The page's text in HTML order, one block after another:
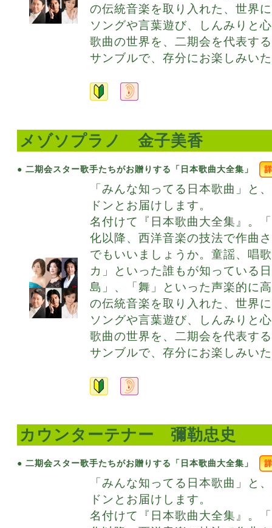
の伝統音楽を取り入れた、世界
ソングや言葉遊び、しんみりと
歌曲の世界を、二期会を代表す
サンブルで、存分にお楽しみい
メゾソプラノ 金子美香
● 二期会スター歌手たちがお贈りする「日本歌曲大全集」
「みんな知ってる日本歌曲」と
ドンとお届けします。
名付けて『日本歌曲大全集』。
化以降、西洋音楽の技法で作曲
でもいいましょうか。童謡、唱
カ」といった誰もが知っている
島」、「舞」といった声楽的に
の伝統音楽を取り入れた、世界
ソングや言葉遊び、しんみりと
歌曲の世界を、二期会を代表す
サンブルで、存分にお楽しみい
カウンターテナー 彌勒忠史
● 二期会スター歌手たちがお贈りする「日本歌曲大全集」
「みんな知ってる日本歌曲」と
ドンとお届けします。
名付けて『日本歌曲大全集』。